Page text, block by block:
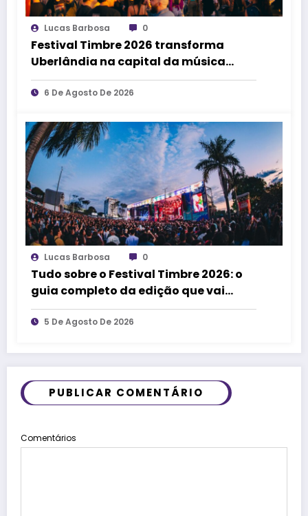
Lucas Barbosa 0
Festival Timbre 2026 transforma
Uberlândia na capital da música
durante dois dias de cultura,
encontros e experiências
6 De Agosto De 2026
Lucas Barbosa 0
Tudo sobre o Festival Timbre 2026: o
guia completo da edição que vai
transformar Uberlândia na cidade da
música
5 De Agosto De 2026
PUBLICAR COMENTÁRIO
Comentários